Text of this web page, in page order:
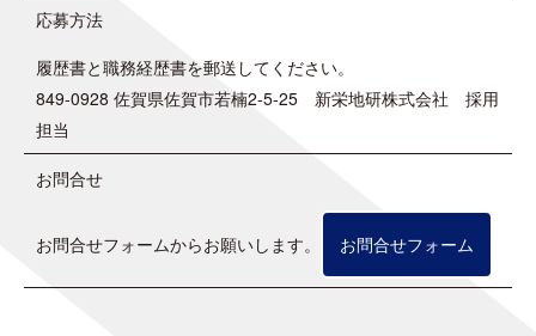
応募方法
履歴書と職務経歴書を郵送してください。
849-0928 佐賀県佐賀市若楠2-5-25 新栄地研株式会社 採用
担当
お問合せ
お問合せフォームからお願いします。 お問合せフォーム